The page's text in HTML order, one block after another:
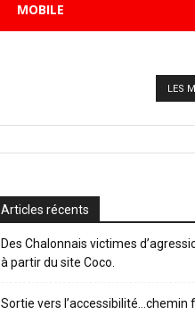
MOBILE
LES
Articles récents
Des Chalonnais victimes
à partir du site Coco.
Sortie vers l’accessibilité…chemin